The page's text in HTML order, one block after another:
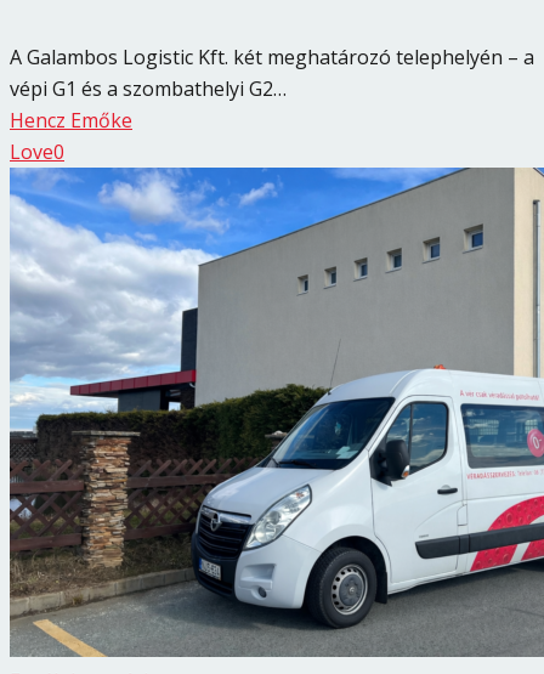
A Galambos Logistic Kft. két meghatározó telephelyén – a
vépi G1 és a szombathelyi G2…
Hencz Emőke
Love0